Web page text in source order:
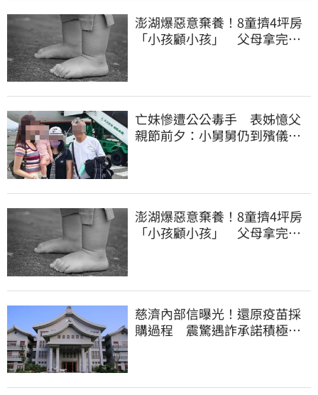
澎湖爆惡意棄養！8童擠4坪房
「小孩顧小孩」 父母拿完補
亡妹慘遭公公毒手 表姊憶父
親節前夕：小舅舅仍到殯儀館
澎湖爆惡意棄養！8童擠4坪房
「小孩顧小孩」 父母拿完補
慈濟內部信曝光！還原疫苗採
購過程 震驚遇詐承諾積極追